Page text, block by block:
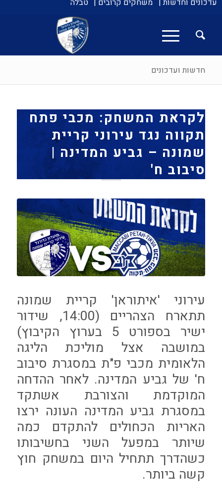
עדכונים וחדשות | משחקים קרובים | טבלה
חדשות ועדכונים
לקראת המשחק: מכבי פתח
תקווה נגד עירוני קריית
שמונה – גביע המדינה |
סיבוב ח'
עירוני 'איתוראן' קריית שמונה
תתארח הצהריים (14:00, שידור
ישיר בספורט 5 בערוץ הקיבוץ)
במושבה אצל מוליכת הליגה
הלאומית מכבי פ"ת במסגרת סיבוב
ח' של גביע המדינה. לאחר ההדחה
המוקדמת והצורבת אשתקד
במסגרת גביע המדינה העונה ירצו
האריות הכחולים להתקדם כמה
שיותר במפעל השני בחשיבותו
כשהדרך תתחיל היום במשחק חוץ
קשה ביותר.